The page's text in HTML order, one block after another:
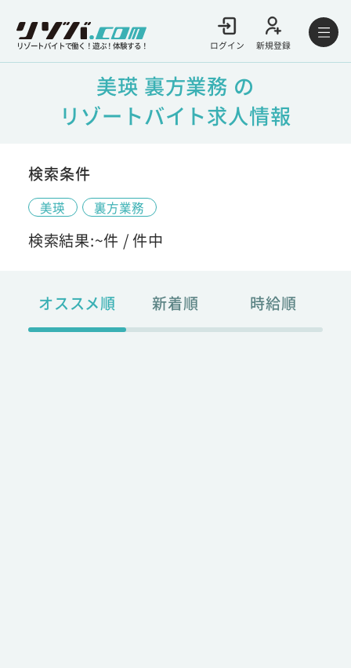
リゾートバイトで働く！遊ぶ！体験する！ ログイン 新規登録
美瑛 裏方業務 の
リゾートバイト求人情報
検索条件
美瑛 裏方業務
検索結果:~件 /件中
オススメ順 新着順 時給順